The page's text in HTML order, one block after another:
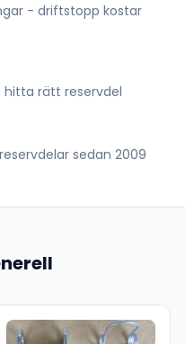
- driftstopp kostar
hitta rätt reservdel
sedan 2009